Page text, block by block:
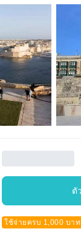
ตั
ใช้จ่ายครบ 1,000 บา